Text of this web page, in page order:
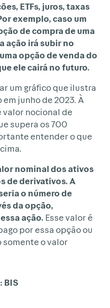
ETFs, juros, taxas
exemplo, caso um
de compra de uma
ação irá subir no
opção de venda do
ele cairá no futuro.
um gráfico que ilustra
junho de 2023. À
nocional de
supera os 700
entender o que
nominal dos ativos
de derivativos. A
o número de
da opção,
ação. Esse valor é
por essa opção ou
o valor
BIS